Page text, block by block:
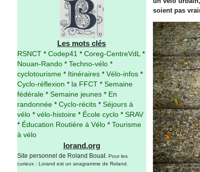
Les mots clés
RSNCT* Codep41 * Coreg-CentreVdL
*
Nouan-Rando* Techno-vélo*
cyclotourisme* Itinéraires* Vélo-infos*
Cyclo-réflexion * la FFCT* Semaine
fédérale* Semaine jeunes* En
randonnée* Cyclo-récits* Séjours à
vélo* vélo-histoire* École cyclo* SRAV
* Éducation Routière à Vélo* Tourisme
à vélo
lorand.org
Site personnel de Roland Bouat. Pour les
curieux : Lorand est un anagramme de Roland.
soient pas